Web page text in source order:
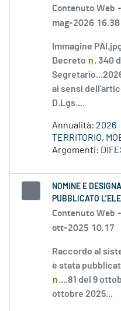
Contenuto Web -
mag-2026 16.38
Immagine
Decreto n. 340
ai sensi
D.Lgs....
Annualità: 2026
TERRITORIO,
Argomenti:
NOMINE E
PUBBLICATO
Contenuto Web -
ott-2025 10.17
Raccordo al
è stata
n....81 del 9
ottobre 2025...